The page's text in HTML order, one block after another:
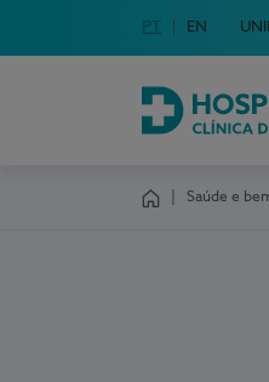
Escolha o seu
Idioma em
PT English
EN
Hospital da
Saúde e